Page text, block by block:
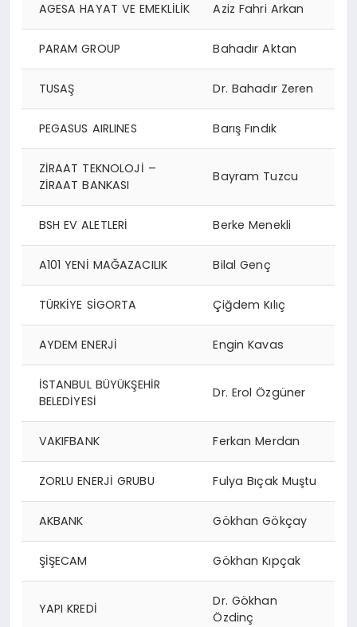
AGESA HAYAT VE EMEKLİLİK Aziz Fahri Arkan
PARAM GROUP Bahadır Aktan
TUSAŞ Dr. Bahadır Zeren
PEGASUS AIRLINES Barış Fındık
ZİRAAT TEKNOLOJİ –
ZİRAAT BANKASI
Bayram Tuzcu
BSH EV ALETLERİ Berke Menekli
A101 YENİ MAĞAZACILIK Bilal Genç
TÜRKİYE SİGORTA Çiğdem Kılıç
AYDEM ENERJİ Engin Kavas
İSTANBUL BÜYÜKŞEHİR
BELEDİYESİ
Dr. Erol Özgüner
VAKIFBANK Ferkan Merdan
ZORLU ENERJİ GRUBU Fulya Bıçak Muştu
AKBANK Gökhan Gökçay
ŞİŞECAM Gökhan Kıpçak
YAPI KREDİ
Dr. Gökhan
Özdinç